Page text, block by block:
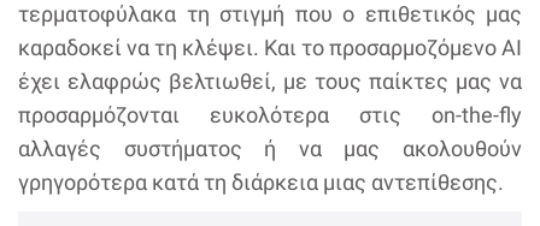
τερματοφύλακα τη στιγμή που ο επιθετικός μας
καραδοκεί να τη κλέψει. Και το προσαρμοζόμενο AI
έχει ελαφρώς βελτιωθεί, με τους παίκτες μας να
προσαρμόζονται ευκολότερα στις on-the-fly
αλλαγές συστήματος ή να μας ακολουθούν
γρηγορότερα κατά τη διάρκεια μιας αντεπίθεσης.